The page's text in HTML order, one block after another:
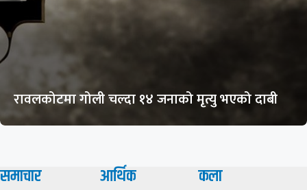
रावलकोटमा गोली चल्दा १४ जनाको मृत्यु भएको दाबी
समाचार आर्थिक कला